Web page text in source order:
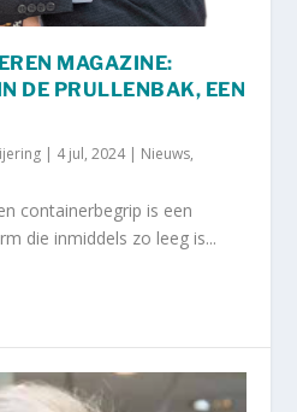
MAGAZINE:
DE PRULLENBAK, EEN
| 4 jul, 2024| Nieuws,
containerbegrip is een
die inmiddels zo leeg is...